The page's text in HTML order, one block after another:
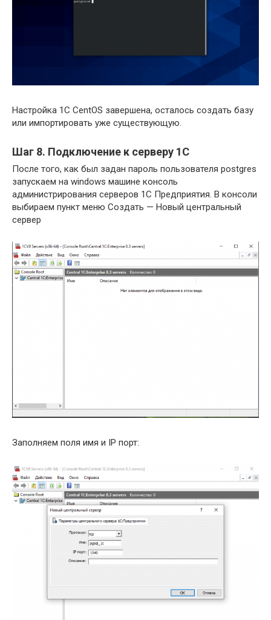
Настройка 1С CentOS завершена, осталось создать базу
или импортировать уже существующую.
Шаг 8. Подключение к серверу 1С
После того, как был задан пароль пользователя postgres
запускаем на windows машине консоль
администрирования серверов 1С Предприятия. В консоли
выбираем пункт меню Создать — Новый центральный
сервер
Заполняем поля имя и IP порт: